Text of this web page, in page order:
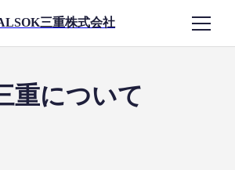
三重株式会社
メ
ニ
重について